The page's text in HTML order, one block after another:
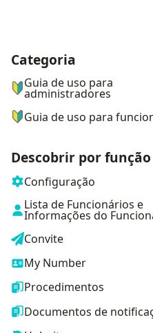
ナビゲーションメニュー
Categoria
Guia de uso para
administradores
Guia de uso para
Descobrir por função
Configuração
Lista de Funcionários e
Informações do
Convite
My Number
Procedimentos
Documentos de